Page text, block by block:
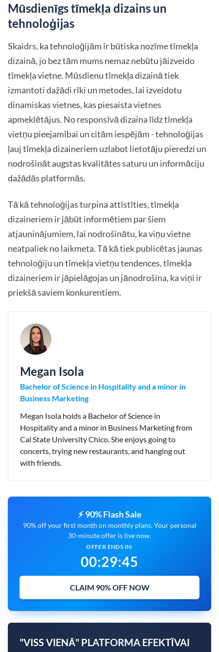
Mūsdienīgs tīmekļa dizains un
tehnoloģijas
Skaidrs, ka tehnoloģijām ir būtiska nozīme tīmekļa
dizainā, jo bez tām mums nemaz nebūtu jāizveido
tīmekļa vietne. Mūsdienu tīmekļa dizainā tiek
izmantoti dažādi rīki un metodes, lai izveidotu
dinamiskas vietnes, kas piesaista vietnes
apmeklētājus. No responsīvā dizaina līdz tīmekļa
vietņu pieejamībai un citām iespējām - tehnoloģijas
ļauj tīmekļa dizaineriem uzlabot lietotāju pieredzi un
nodrošināt augstas kvalitātes saturu un informāciju
dažādās platformās.
Tā kā tehnoloģijas turpina attīstīties, tīmekļa
dizaineriem ir jābūt informētiem par šiem
atjauninājumiem, lai nodrošinātu, ka viņu vietne
neatpaliek no laikmeta. Tā kā tiek publicētas jaunas
tehnoloģiju un tīmekļa vietņu tendences, tīmekļa
dizaineriem ir jāpielāgojas un jānodrošina, ka viņi ir
priekšā saviem konkurentiem.
Megan Isola
Bachelor of Science in Hospitality and a minor in
Business Marketing
Megan Isola holds a Bachelor of Science in
Hospitality and a minor in Business Marketing from
Cal State University Chico. She enjoys going to
concerts, trying new restaurants, and hanging out
with friends.
⚡ 90% Flash Sale
90% off your first month on monthly plans. Your personal
30-minute offer is live now.
OFFER ENDS IN:
00:29:43
CLAIM 90% OFF NOW
"VISS VIENĀ" PLATFORMA EFEKTĪVAI